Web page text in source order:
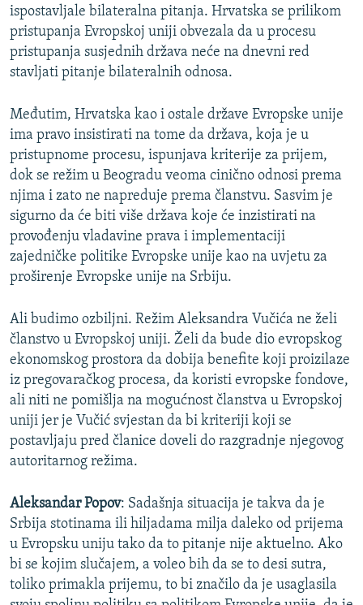
ispostavljale bilateralna pitanja. Hrvatska se prilikom
pristupanja Evropskoj uniji obvezala da u procesu
pristupanja susjednih država neće na dnevni red
stavljati pitanje bilateralnih odnosa.
Međutim, Hrvatska kao i ostale države Evropske unije
ima pravo insistirati na tome da država, koja je u
pristupnome procesu, ispunjava kriterije za prijem,
dok se režim u Beogradu veoma cinično odnosi prema
njima i zato ne napreduje prema članstvu. Sasvim je
sigurno da će biti više država koje će inzistirati na
provođenju vladavine prava i implementaciji
zajedničke politike Evropske unije kao na uvjetu za
proširenje Evropske unije na Srbiju.
Ali budimo ozbiljni. Režim Aleksandra Vučića ne želi
članstvo u Evropskoj uniji. Želi da bude dio evropskog
ekonomskog prostora da dobija benefite koji proizilaze
iz pregovaračkog procesa, da koristi evropske fondove,
ali niti ne pomišlja na mogućnost članstva u Evropskoj
uniji jer je Vučić svjestan da bi kriteriji koji se
postavljaju pred članice doveli do razgradnje njegovog
autoritarnog režima.
Aleksandar Popov: Sadašnja situacija je takva da je
Srbija stotinama ili hiljadama milja daleko od prijema
u Evropsku uniju tako da to pitanje nije aktuelno. Ako
bi se kojim slučajem, a voleo bih da se to desi sutra,
toliko primakla prijemu, to bi značilo da je usaglasila